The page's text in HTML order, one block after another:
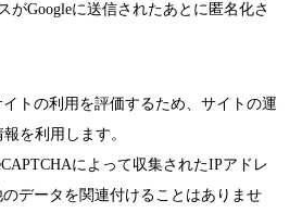
がGoogleに送信されたあとに匿名化さ
トの利用を評価するため、サイトの運
を利用します。
によって収集されたIPアドレ
のデータを関連付けることはありませ